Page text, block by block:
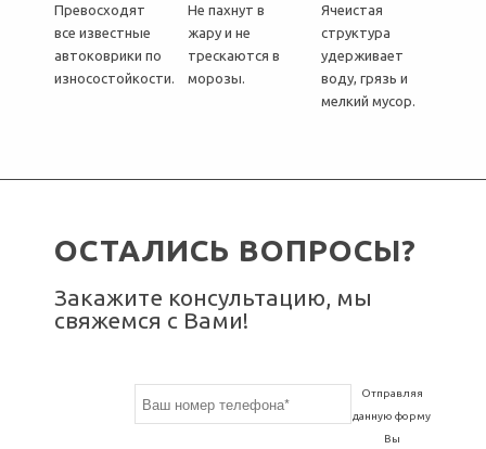
Превосходят
все известные
автоковрики по
износостойкости.
Не пахнут в
жару и не
трескаются в
морозы.
Ячеистая
структура
удерживает
воду, грязь и
мелкий мусор.
ОСТАЛИСЬ ВОПРОСЫ?
Закажите консультацию, мы
свяжемся с Вами!
Отправляя
данную форму
Вы